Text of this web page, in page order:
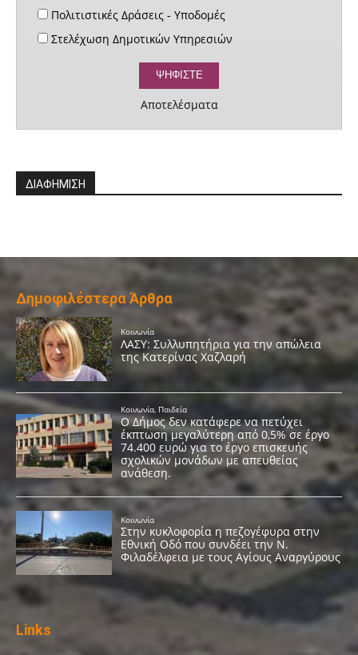
Πολιτιστικές Δράσεις - Υποδομές
Στελέχωση Δημοτικών Υπηρεσιών
Αποτελέσματα
ΔΙΑΦΗΜΙΣΗ
Δημοφιλέστερα Άρθρα
Links